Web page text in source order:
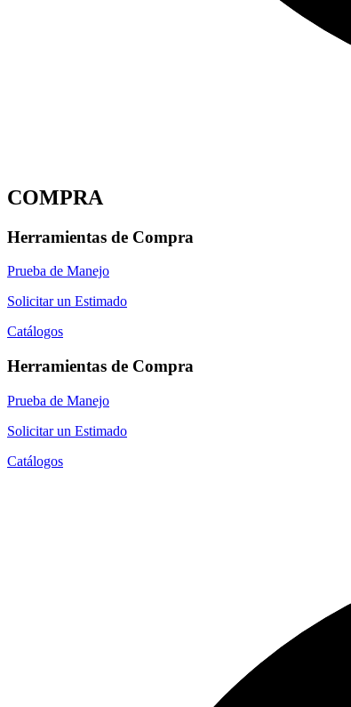
COMPRA
Herramientas de Compra
Prueba de Manejo
Solicitar un Estimado
Catálogos
Herramientas de Compra
Prueba de Manejo
Solicitar un Estimado
Catálogos